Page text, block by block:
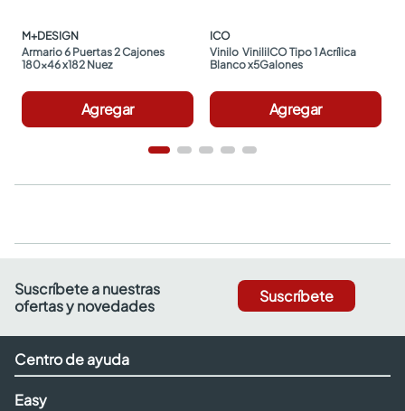
M+DESIGN
Armario 6 Puertas 2 Cajones
180x46 x182 Nuez
Agregar
ICO
Vinilo  ViniliICO Tipo 1 Acrílica
Blanco x5Galones
Agregar
Suscríbete a nuestras
ofertas y novedades
Suscríbete
Centro de ayuda
Easy